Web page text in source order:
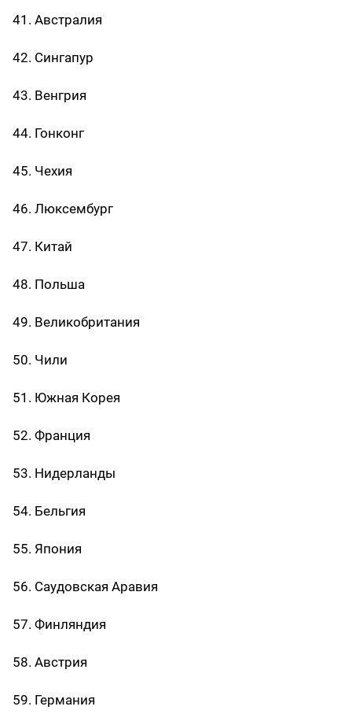
41. Австралия
42. Сингапур
43. Венгрия
44. Гонконг
45. Чехия
46. Люксембург
47. Китай
48. Польша
49. Великобритания
50. Чили
51. Южная Корея
52. Франция
53. Нидерланды
54. Бельгия
55. Япония
56. Саудовская Аравия
57. Финляндия
58. Австрия
59. Германия